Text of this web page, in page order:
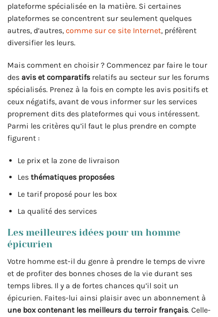
plateforme spécialisée en la matière. Si certaines
plateformes se concentrent sur seulement quelques
autres, d’autres, comme sur ce site Internet, préfèrent
diversifier les leurs.
Mais comment en choisir ? Commencez par faire le tour
des avis et comparatifs relatifs au secteur sur les forums
spécialisés. Prenez à la fois en compte les avis positifs et
ceux négatifs, avant de vous informer sur les services
proprement dits des plateformes qui vous intéressent.
Parmi les critères qu’il faut le plus prendre en compte
figurent :
Le prix et la zone de livraison
Les thématiques proposées
Le tarif proposé pour les box
La qualité des services
Les meilleures idées pour un homme
épicurien
Votre homme est-il du genre à prendre le temps de vivre
et de profiter des bonnes choses de la vie durant ses
temps libres. Il y a de fortes chances qu’il soit un
épicurien. Faites-lui ainsi plaisir avec un abonnement à
une box contenant les meilleurs du terroir français. Celle-